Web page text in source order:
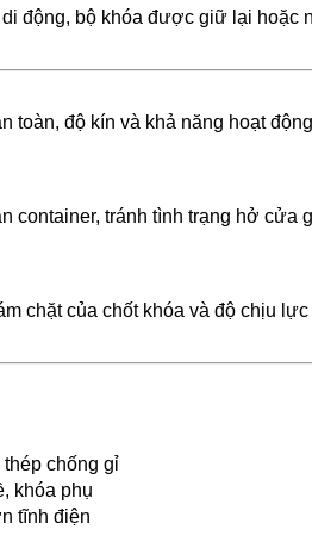
động, bộ khóa được giữ lại hoặc
độ kín và khả năng hoạt
container, tránh tình trạng hở
chặt của chốt khóa và độ chịu
chống gỉ
khóa phụ
tĩnh điện